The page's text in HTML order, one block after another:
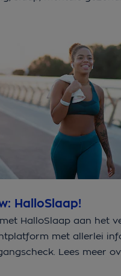
HalloSlaap!
HalloSlaap aan het
met allerlei
Lees meer